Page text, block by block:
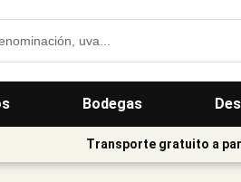
Bodegas
Transporte gratuito a